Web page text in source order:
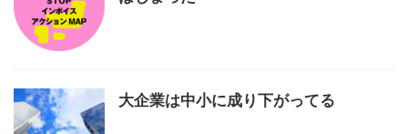
大企業は中小に成り下がってる